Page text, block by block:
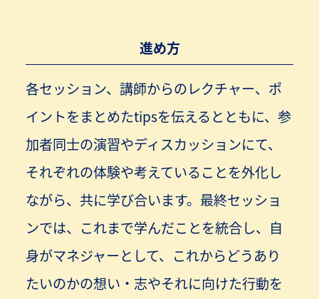
進め方
各セッション、講師からのレクチャー、ポ
イントをまとめたtipsを伝えるとともに、参
加者同士の演習やディスカッションにて、
それぞれの体験や考えていることを外化し
ながら、共に学び合います。最終セッショ
ンでは、これまで学んだことを統合し、自
身がマネジャーとして、これからどうあり
たいのかの想い・志やそれに向けた行動を